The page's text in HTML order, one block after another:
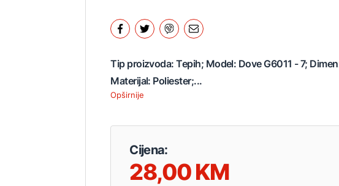
Tip proizvoda: Tepih; Model: Dove G6011 - 7;
Materijal: Poliester;...
Opširnije
Cijena:
28,00